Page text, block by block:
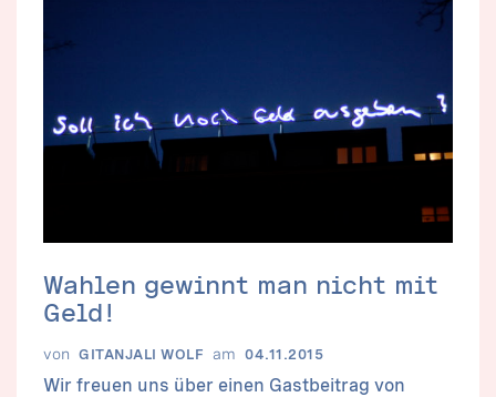
Wahlen gewinnt man nicht mit
Geld!
von GITANJALI WOLF am 04.11.2015
Wir freuen uns über einen Gastbeitrag von